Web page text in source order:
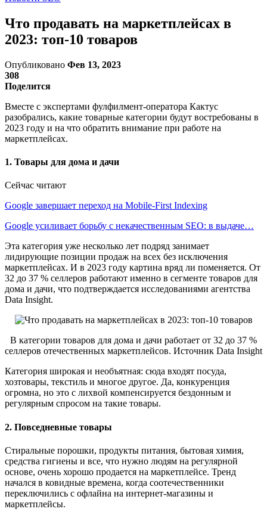
Что продавать на маркетплейсах в
2023: топ-10 товаров
Опубликовано Фев 13, 2023
308
Поделится
Вместе с экспертами фулфилмент-оператора Кактус
разобрались, какие товарные категории будут востребованы в
2023 году и на что обратить внимание при работе на
маркетплейсах.
1. Товары для дома и дачи
Сейчас читают
Google завершает переход на Mobile-First Indexing
Google усиливает борьбу с некачественным SEO: в выдаче…
Эта категория уже несколько лет подряд занимает
лидирующие позиции продаж на всех без исключения
маркетплейсах. И в 2023 году картина вряд ли поменяется. От
32 до 37 % селлеров работают именно в сегменте товаров для
дома и дачи, что подтверждается исследованиями агентства
Data Insight.
В категории товаров для дома и дачи работает от 32 до 37 %
селлеров отечественных маркетплейсов. Источник Data Insight
Категория широкая и необъятная: сюда входят посуда,
хозтовары, текстиль и многое другое. Да, конкуренция
огромна, но это с лихвой компенсируется бездонным и
регулярным спросом на такие товары.
2. Повседневные товары
Стиральные порошки, продукты питания, бытовая химия,
средства гигиены и все, что нужно людям на регулярной
основе, очень хорошо продается на маркетплейсе. Тренд
начался в ковидные времена, когда соотечественники
переключились с офлайна на интернет-магазины и
маркетплейсы.